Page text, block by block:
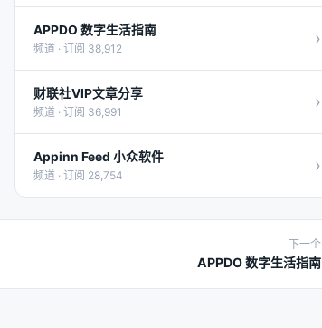
APPDO 数字生活指南
频道 · 订阅 38,912 ›
财联社VIP文章分享
频道 · 订阅 36,991 ›
Appinn Feed 小众软件
频道 · 订阅 28,754 ›
下一个
APPDO 数字生活指南